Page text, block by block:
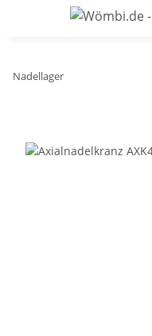
Nadellager